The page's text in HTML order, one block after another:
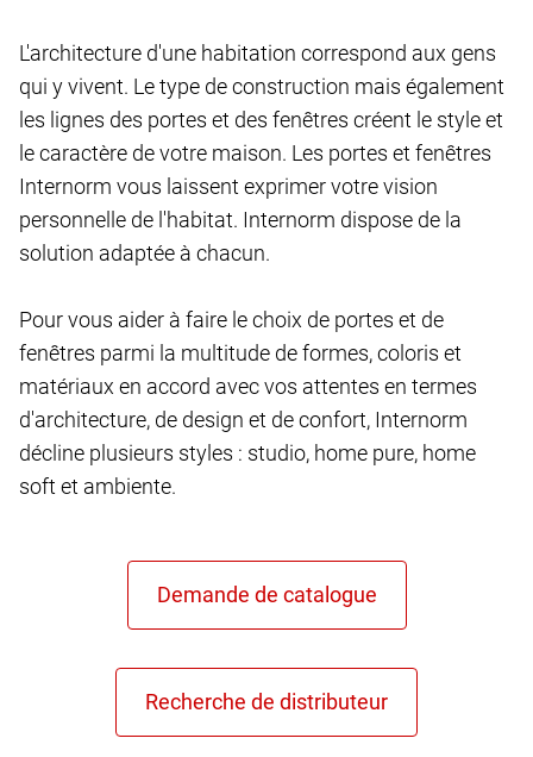
L'architecture d'une habitation correspond aux gens
qui y vivent. Le type de construction mais également
les lignes des portes et des fenêtres créent le style et
le caractère de votre maison. Les portes et fenêtres
Internorm vous laissent exprimer votre vision
personnelle de l'habitat. Internorm dispose de la
solution adaptée à chacun.
Pour vous aider à faire le choix de portes et de
fenêtres parmi la multitude de formes, coloris et
matériaux en accord avec vos attentes en termes
d'architecture, de design et de confort, Internorm
décline plusieurs styles : studio, home pure, home
soft et ambiente.